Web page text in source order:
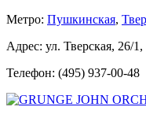
Метро: Пушкинская,
Адрес: ул. Тверская, 26/
Телефон: (495) 937-00-48